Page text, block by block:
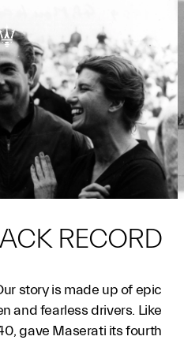
RECORD
story is made up of epic
and fearless drivers. Like
gave Maserati its fourth